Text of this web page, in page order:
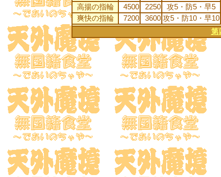
高揚の指輪
4500 2250
攻5・防5・早5
爽快の指輪
7200 3600 攻5・防10・早10
第